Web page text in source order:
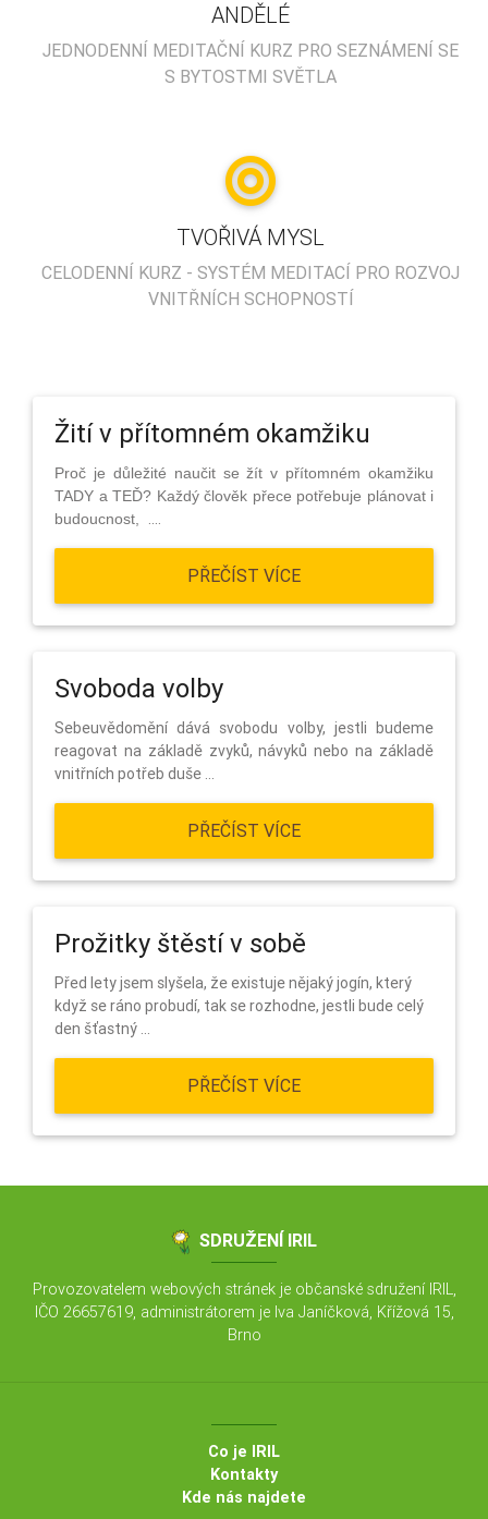
ANDĚLÉ
JEDNODENNÍ MEDITAČNÍ KURZ PRO SEZNÁMENÍ SE
S BYTOSTMI SVĚTLA
TVOŘIVÁ MYSL
CELODENNÍ KURZ - SYSTÉM MEDITACÍ PRO ROZVOJ
VNITŘNÍCH SCHOPNOSTÍ
Žití v přítomném okamžiku
Proč je důležité naučit se žít v přítomném okamžiku
TADY a TEĎ? Každý člověk přece potřebuje plánovat i
budoucnost, ....
PŘEČÍST VÍCE
Svoboda volby
Sebeuvědomění dává svobodu volby, jestli budeme
reagovat na základě zvyků, návyků nebo na základě
vnitřních potřeb duše ...
PŘEČÍST VÍCE
Prožitky štěstí v sobě
Před lety jsem slyšela, že existuje nějaký jogín, který
když se ráno probudí, tak se rozhodne, jestli bude celý
den šťastný ...
PŘEČÍST VÍCE
SDRUŽENÍ IRIL
Provozovatelem webových stránek je občanské sdružení IRIL,
IČO 26657619, administrátorem je Iva Janíčková, Křížová 15,
Brno
Co je IRIL
Kontakty
Kde nás najdete